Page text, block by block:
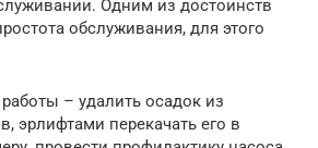
Одним из достоинств
обслуживания, для этого
– удалить осадок из
эрлифтами перекачать его в